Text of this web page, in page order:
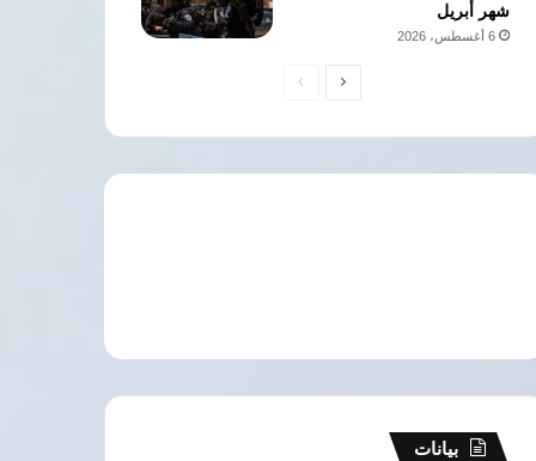
شهر أبريل
6 أغسطس، 2026
الصفحةالصفحة
بيانات